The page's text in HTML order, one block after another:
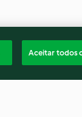
Aceitar todos